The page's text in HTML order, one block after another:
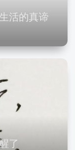
活的真谛
了